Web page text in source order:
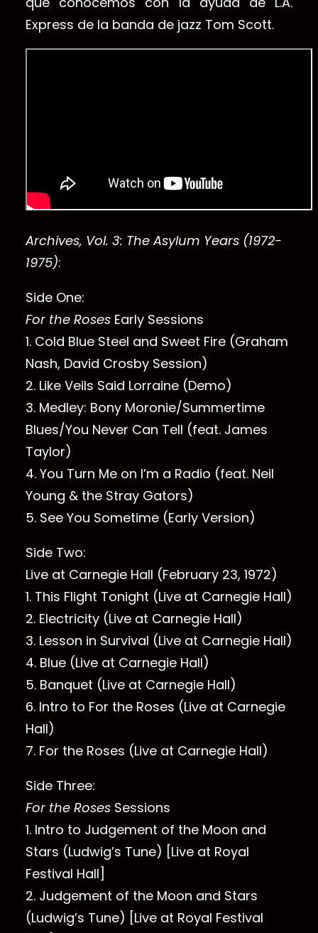
Express de la banda de jazz Tom Scott.
Archives, Vol. 3: The Asylum Years (1972-
1975):
Side One:
For the Roses Early Sessions
1. Cold Blue Steel and Sweet Fire (Graham
Nash, David Crosby Session)
2. Like Veils Said Lorraine (Demo)
3. Medley: Bony Moronie/Summertime
Blues/You Never Can Tell (feat. James
Taylor)
4. You Turn Me on I’m a Radio (feat. Neil
Young & the Stray Gators)
5. See You Sometime (Early Version)
Side Two:
Live at Carnegie Hall (February 23, 1972)
1. This Flight Tonight (Live at Carnegie Hall)
2. Electricity (Live at Carnegie Hall)
3. Lesson in Survival (Live at Carnegie Hall)
4. Blue (Live at Carnegie Hall)
5. Banquet (Live at Carnegie Hall)
6. Intro to For the Roses (Live at Carnegie
Hall)
7. For the Roses (Live at Carnegie Hall)
Side Three:
For the Roses Sessions
1. Intro to Judgement of the Moon and
Stars (Ludwig’s Tune) [Live at Royal
Festival Hall]
2. Judgement of the Moon and Stars
(Ludwig’s Tune) [Live at Royal Festival